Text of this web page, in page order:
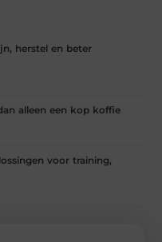
herstel en beter
alleen een kop koffie
voor training,